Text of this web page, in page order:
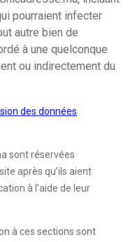
pourraient infecter
autre bien de
à une quelconque
ou indirectement du
des données
sont réservées
après qu’ils aient
à l'aide de leur
à ces sections sont